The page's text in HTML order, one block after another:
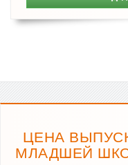
ЦЕНА
МЛАДШЕЙ